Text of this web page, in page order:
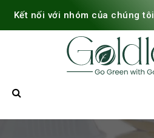
Kết nối với nhóm của chúng tôi